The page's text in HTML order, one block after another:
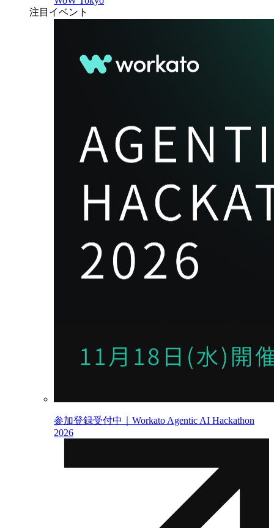
注目イベント
参加登録受付中｜Workato Agentic AI Hackathon
2026